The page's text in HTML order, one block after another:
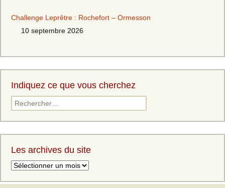
Challenge Leprêtre : Rochefort – Ormesson
10 septembre 2026
Indiquez ce que vous cherchez
Les archives du site